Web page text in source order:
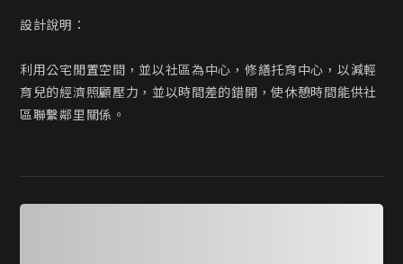
設計說明：
利用公宅閒置空間，並以社區為中心，修繕托育中心，以減輕
育兒的經濟照顧壓力，並以時間差的錯開，使休憩時間能供社
區聯繫鄰里關係。